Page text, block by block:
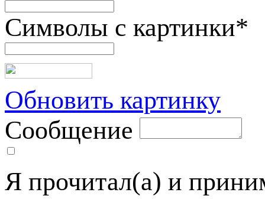
Символы с картинки*
Обновить картинку
Сообщение
Я прочитал(а) и